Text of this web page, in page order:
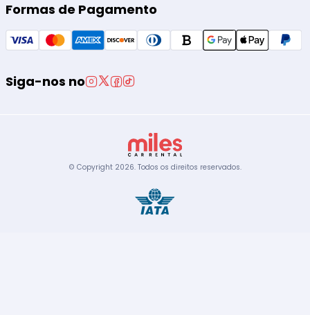
Formas de Pagamento
Siga-nos no
© Copyright 2026. Todos os direitos reservados.